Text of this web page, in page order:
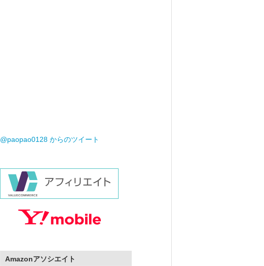
@paopao0128 からのツイート
Amazonアソシエイト